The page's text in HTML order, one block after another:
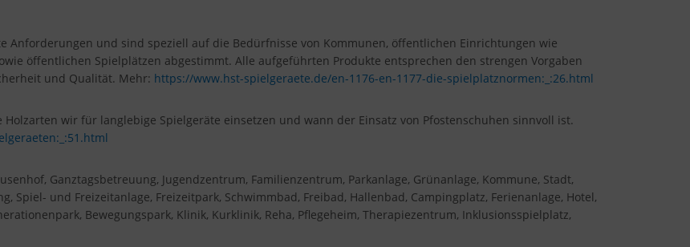
Anforderungen und sind speziell auf die Bedürfnisse von Kommunen, öffentlichen Einrichtungen wie
öffentlichen Spielplätzen abgestimmt. Alle aufgeführten Produkte entsprechen den strengen Vorgaben
und Qualität. Mehr: https://www.hst-spielgeraete.de/en-1176-en-1177-die-spielplatznormen:_:26.html
wir für langlebige Spielgeräte einsetzen und wann der Einsatz von Pfostenschuhen sinnvoll ist.
Ganztagsbetreuung, Jugendzentrum, Familienzentrum, Parkanlage, Grünanlage, Kommune, Stadt,
Spiel- und Freizeitanlage, Freizeitpark, Schwimmbad, Freibad, Hallenbad, Campingplatz, Ferienanlage, Hotel,
Bewegungspark, Klinik, Kurklinik, Reha, Pflegeheim, Therapiezentrum, Inklusionsspielplatz,